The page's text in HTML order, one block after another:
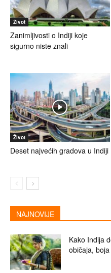
Život
Zanimljivosti o Indiji koje
sigurno niste znali
Život
Deset najvećih gradova u Indiji
NAJNOVIJE
Kako Indija
običaja,